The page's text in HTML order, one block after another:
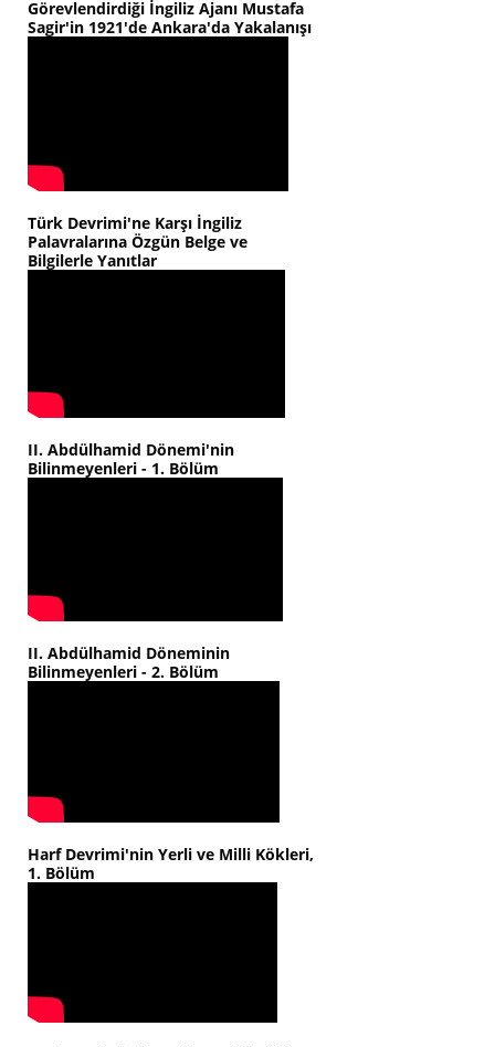
Görevlendirdiği İngiliz Ajanı Mustafa
Sagir'in 1921'de Ankara'da Yakalanışı
Türk Devrimi'ne Karşı İngiliz
Palavralarına Özgün Belge ve
Bilgilerle Yanıtlar
II. Abdülhamid Dönemi'nin
Bilinmeyenleri - 1. Bölüm
II. Abdülhamid Döneminin
Bilinmeyenleri - 2. Bölüm
Harf Devrimi'nin Yerli ve Milli Kökleri,
1. Bölüm